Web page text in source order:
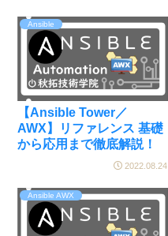
Ansible
【Ansible Tower／
AWX】リファレンス 基礎
から応用まで徹底解説！
2022.08.24
Ansible AWX